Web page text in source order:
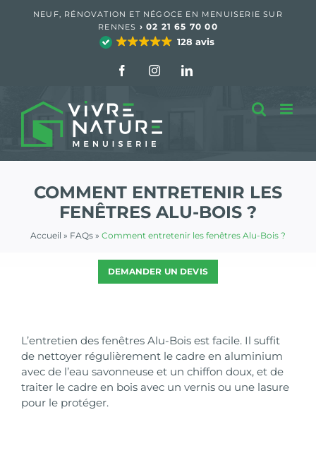
NEUF, RÉNOVATION ET NÉGOCE EN MENUISERIE SUR
RENNES › 02 21 65 70 00
128 avis
FacebookInstagramLinkedIn
COMMENT ENTRETENIR LES
FENÊTRES ALU-BOIS ?
Accueil » FAQs » Comment entretenir les fenêtres Alu-Bois ?
DEMANDER UN DEVIS
L’entretien des fenêtres Alu-Bois est facile. Il suffit
de nettoyer régulièrement le cadre en aluminium
avec de l’eau savonneuse et un chiffon doux, et de
traiter le cadre en bois avec un vernis ou une lasure
pour le protéger.